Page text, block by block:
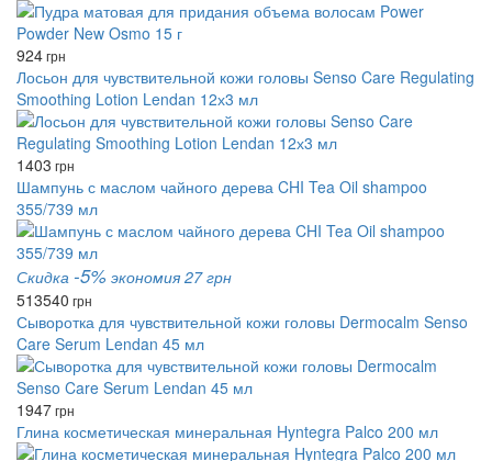
924грн
Лосьон для чувствительной кожи головы Senso Care Regulating
Smoothing Lotion Lendan 12х3 мл
1403 грн
Шампунь с маслом чайного дерева CHI Tea Oil shampoo
355/739 мл
Скидка -5% экономия 27 грн
513540 грн
Сыворотка для чувствительной кожи головы Dermocalm Senso
Care Serum Lendan 45 мл
1947грн
Глина косметическая минеральная Hyntegra Palco 200 мл